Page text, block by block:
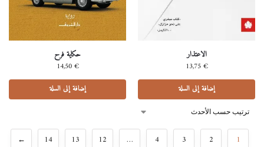
الاعتذار
13,75€
إضافة إلى السلة
حكاية فرح
14,50€
إضافة إلى السلة
1
2
3
4
…
12
13
14
←